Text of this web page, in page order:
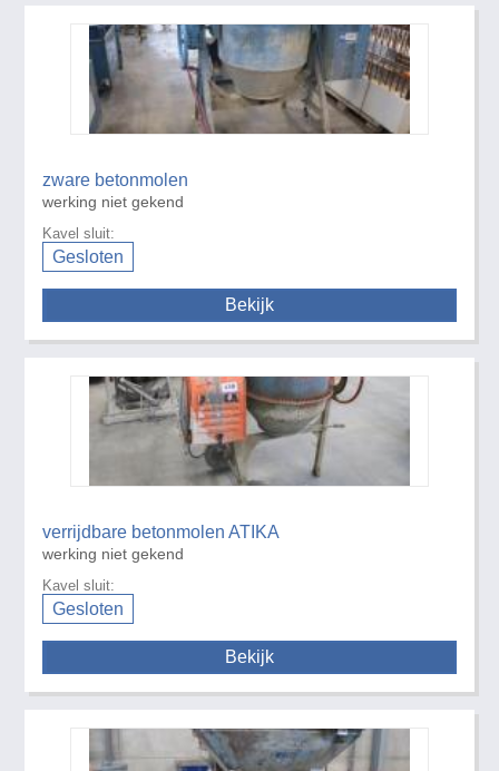
zware betonmolen
werking niet gekend
Kavel sluit:
Gesloten
Bekijk
verrijdbare betonmolen ATIKA
werking niet gekend
Kavel sluit:
Gesloten
Bekijk